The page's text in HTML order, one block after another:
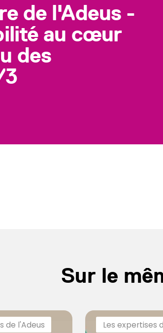
de l'Adeus -
au cœur
des
Sur le
de l'Adeus Les expertises